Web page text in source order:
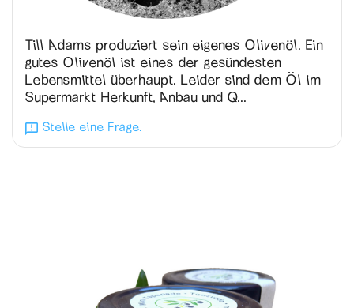
Till Adams produziert sein eigenes Olivenöl. Ein
gutes Olivenöl ist eines der gesündesten
Lebensmittel überhaupt. Leider sind dem Öl im
Supermarkt Herkunft, Anbau und Q...
Stelle eine Frage.